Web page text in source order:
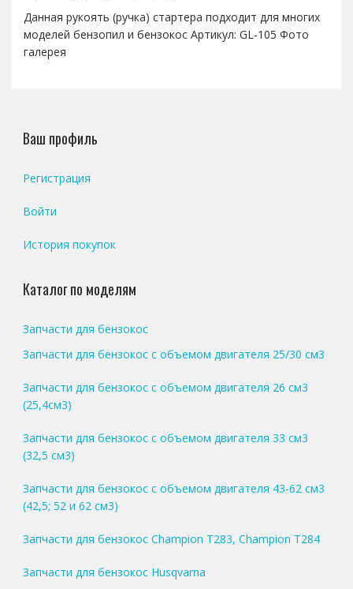
Данная рукоять (ручка) стартера подходит для многих
моделей бензопил и бензокос Артикул: GL-105 Фото
галерея
Ваш профиль
Регистрация
Войти
История покупок
Каталог по моделям
Запчасти для бензокос
Запчасти для бензокос с объемом двигателя 25/30 см3
Запчасти для бензокос с объемом двигателя 26 см3
(25,4см3)
Запчасти для бензокос с объемом двигателя 33 см3
(32,5 см3)
Запчасти для бензокос с объемом двигателя 43-62 см3
(42,5; 52 и 62 см3)
Запчасти для бензокос Champion T283, Champion T284
Запчасти для бензокос Husqvarna